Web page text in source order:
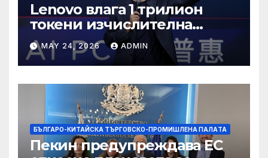
Lenovo влага 1 трилион
токени изчислителна
мощност в AI екосистемата
MAY 24, 2026 ADMIN
БЪЛГАРО-КИТАЙСКА ТЪРГОВСКО-ПРОМИШЛЕНА ПАЛAТА
Пекин предупреждава ЕС